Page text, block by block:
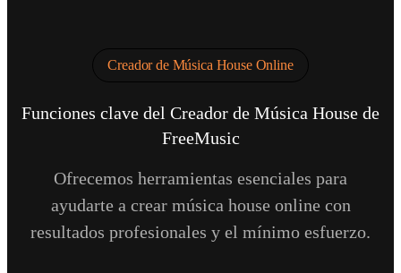
Creador de Música House Online
Funciones clave del Creador de Música House de
FreeMusic
Ofrecemos herramientas esenciales para
ayudarte a crear música house online con
resultados profesionales y el mínimo esfuerzo.